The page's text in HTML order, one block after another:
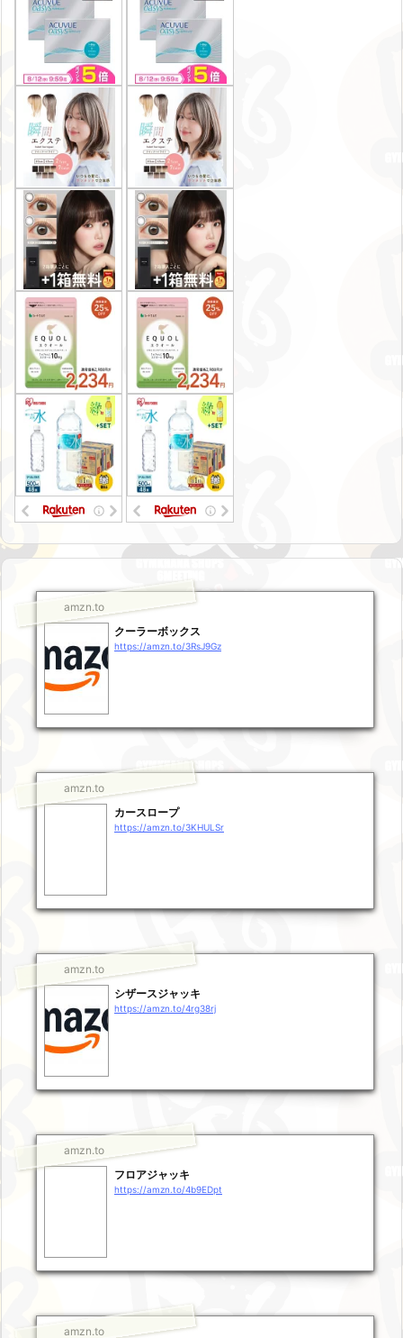
amzn.to
クーラーボックス
https://amzn.to/3RsJ9Gz
amzn.to
カースロープ
https://amzn.to/3KHULSr
amzn.to
シザースジャッキ
https://amzn.to/4rg38rj
amzn.to
フロアジャッキ
https://amzn.to/4b9EDpt
amzn.to